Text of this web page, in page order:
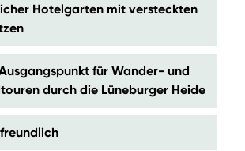
Hotelgarten mit versteckten
für Wander- und
durch die Lüneburger Heide